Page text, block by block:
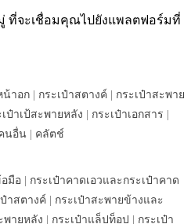
ที่จะเชื่อมคุณไปยังแพลตฟอร์มที่
น้าอก | กระเป๋าสตางค์ | กระเป๋าสะพาย
เป๋าเป้สะพายหลัง | กระเป๋าเอกสาร |
นอื่น | คลัตช์
มือ | กระเป๋าคาดเอวและกระเป๋าคาด
ป๋าสตางค์ | กระเป๋าสะพายข้างและ
พายหลัง | กระเป๋าแล็ปท็อป | กระเป๋า